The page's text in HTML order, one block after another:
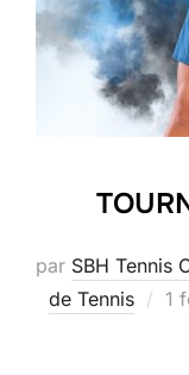
par SBH Tennis
de Tennis
1